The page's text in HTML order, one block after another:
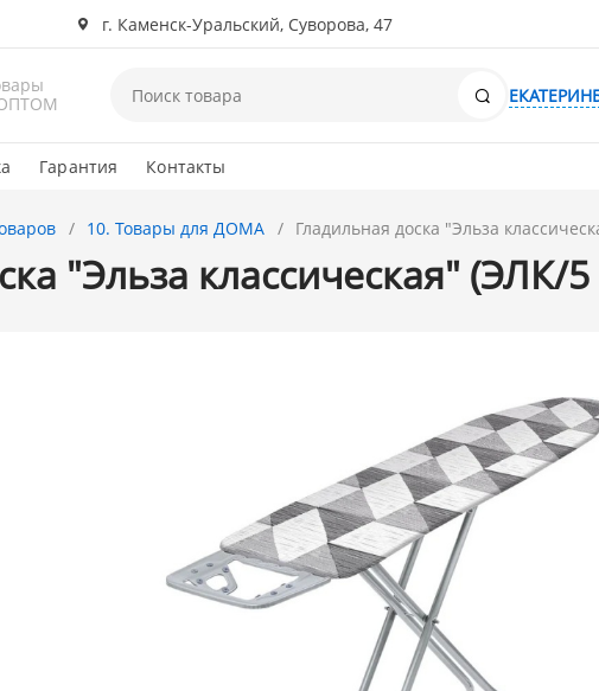
г. Каменск-Уральский, Суворова, 47
Поиск
Гарантия Контакты
10. Товары для ДОМА Гладильная доска "Эльза
"Эльза классическая" (ЭЛК/